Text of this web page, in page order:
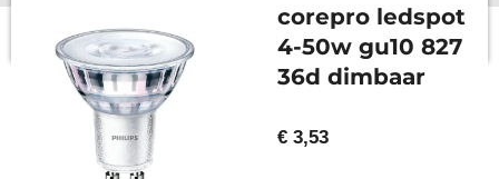
corepro ledspot
4-50w gu10 827
36d dimbaar
€ 3,53